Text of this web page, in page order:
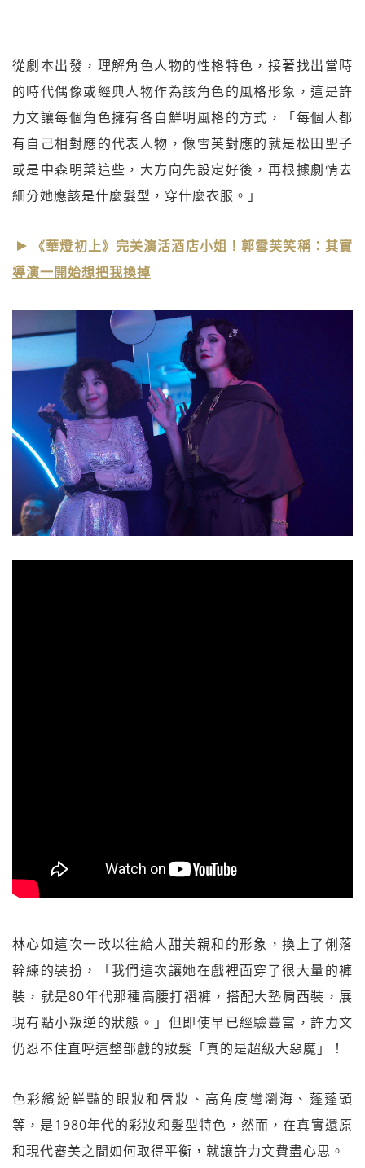
從劇本出發，理解角色人物的性格特色，接著找出當時
的時代偶像或經典人物作為該角色的風格形象，這是許
力文讓每個角色擁有各自鮮明風格的方式，「每個人都
有自己相對應的代表人物，像雪芙對應的就是松田聖子
或是中森明菜這些，大方向先設定好後，再根據劇情去
細分她應該是什麼髮型，穿什麼衣服。」
《華燈初上》完美演活酒店小姐！郭雪芙笑稱：其實
導演一開始想把我換掉
林心如這次一改以往給人甜美親和的形象，換上了俐落
幹練的裝扮，「我們這次讓她在戲裡面穿了很大量的褲
裝，就是80年代那種高腰打褶褲，搭配大墊肩西裝，展
現有點小叛逆的狀態。」但即使早已經驗豐富，許力文
仍忍不住直呼這整部戲的妝髮「真的是超級大惡魔」！
色彩繽紛鮮豔的眼妝和唇妝、高角度彎瀏海、蓬蓬頭
等，是1980年代的彩妝和髮型特色，然而，在真實還原
和現代審美之間如何取得平衡，就讓許力文費盡心思。